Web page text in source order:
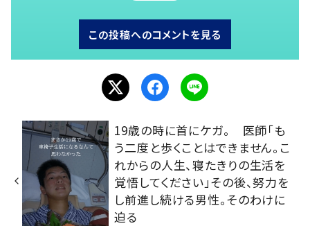
この投稿へのコメントを見る
19歳の時に首にケガ。 医師「も
う二度と歩くことはできません。こ
れからの人生、寝たきりの生活を
覚悟してください」その後、努力を
し前進し続ける男性。そのわけに
迫る